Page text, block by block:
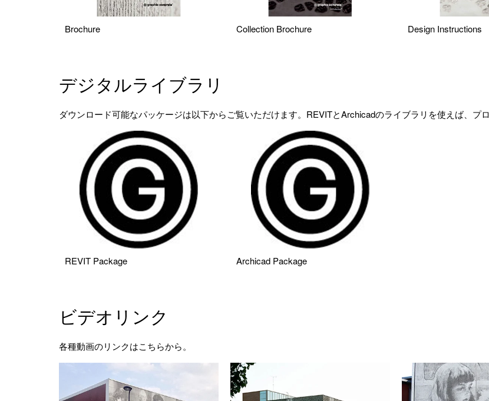
Brochure Collection Brochure Design Instructions
デジタルライブラリ
ダウンロード可能なパッケージは以下からご覧いただけます。REVITとArchicadのライブラリを使えば、プ
REVIT Package Archicad Package
ビデオリンク
各種動画のリンクはこちらから。